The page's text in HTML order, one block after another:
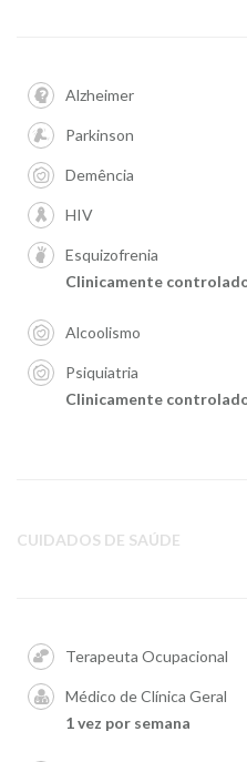
Alzheimer
Parkinson
Demência
HIV
Esquizofrenia
Clinicamente
Alcoolismo
Psiquiatria
Clinicamente
CUIDADOS DE SAÚDE
Terapeuta Ocupacional
Médico de Clínica Geral
1 vez por semana